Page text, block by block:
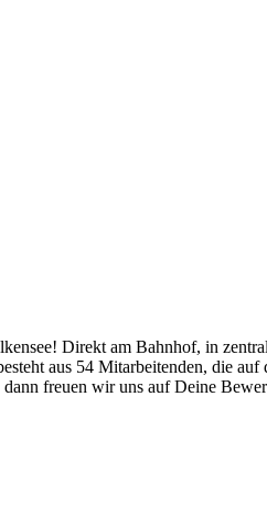
Direkt am Bahnhof, in
aus 54 Mitarbeitenden, die
freuen wir uns auf Deine